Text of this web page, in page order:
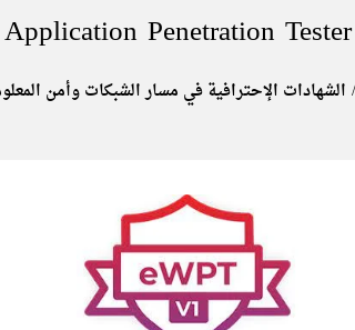
Penetration
الشهادات الإحترافية في مسار الشبكات وأمن